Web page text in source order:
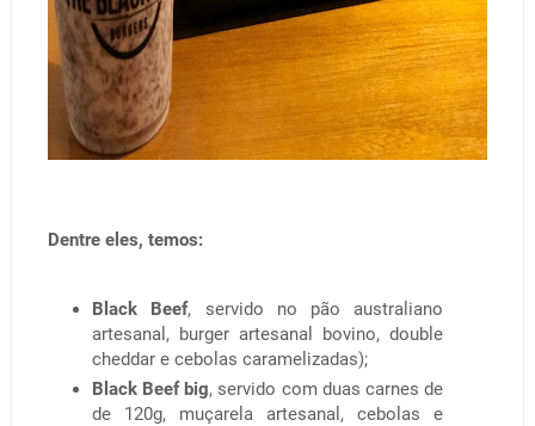
Dentre eles, temos:
Black Beef, servido no pão australiano
artesanal, burger artesanal bovino, double
cheddar e cebolas caramelizadas);
Black Beef big, servido com duas carnes de
de 120g, muçarela artesanal, cebolas e